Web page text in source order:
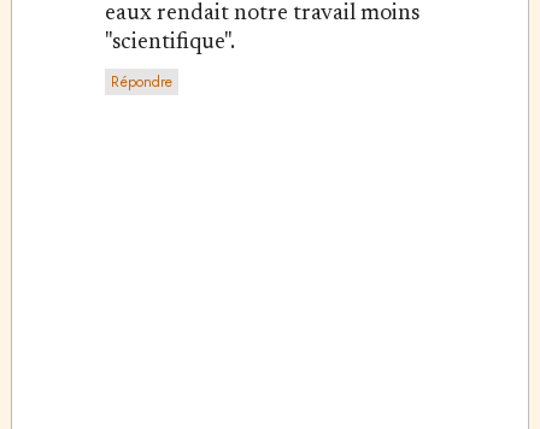
eaux rendait notre travail moins
"scientifique".
Répondre